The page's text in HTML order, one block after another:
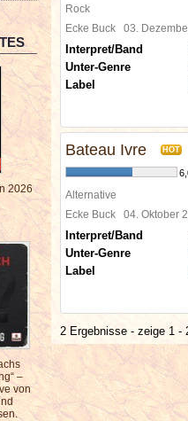
2026
–
von
Rock
Ecke Buck 03.
Interpret/Band
Unter-Genre
Label
Bateau Ivre HOT
Alternative
Ecke Buck 04. Oktober
Interpret/Band
Unter-Genre
Label
2 Ergebnisse - zeige 1 -